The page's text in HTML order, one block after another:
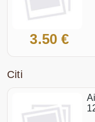
3.50 €
Citi